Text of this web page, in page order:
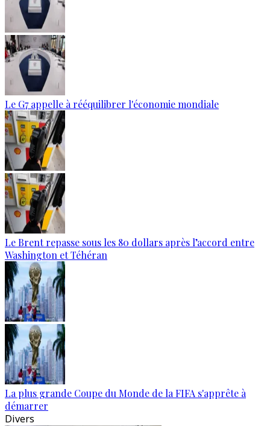
Le G7 appelle à rééquilibrer l'économie mondiale
Le Brent repasse sous les 80 dollars après l’accord entre
Washington et Téhéran
La plus grande Coupe du Monde de la FIFA s'apprête à
démarrer
Divers